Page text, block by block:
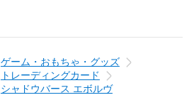
ゲーム・おもちゃ・グッズ
トレーディングカード
シャドウバース エボルヴ